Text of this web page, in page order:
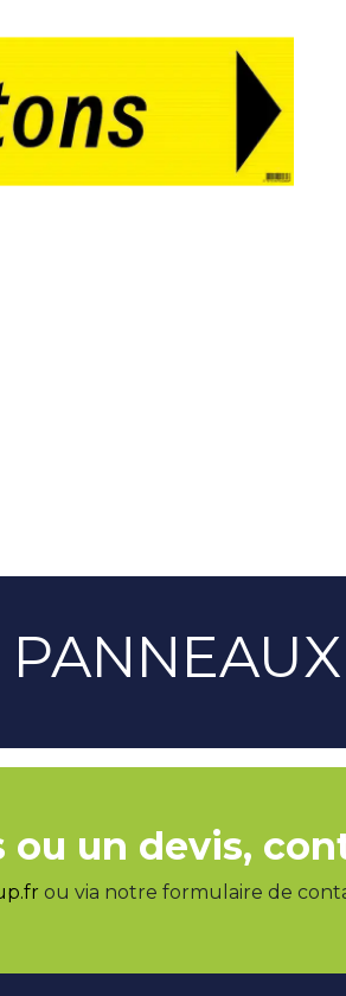
un devis,
ou via notre formulaire de